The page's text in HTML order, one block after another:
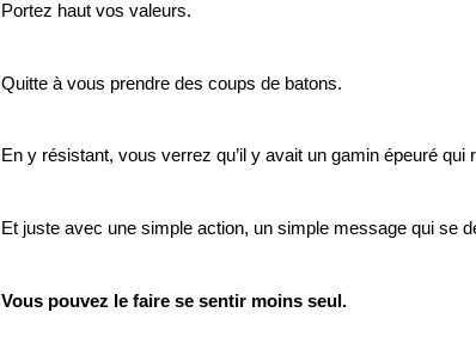
Portez haut vos valeurs.
Quitte à vous prendre des coups de batons.
En y résistant, vous verrez qu’il y avait un gamin épeuré qui
Et juste avec une simple action, un simple message qui se
Vous pouvez le faire se sentir moins seul.